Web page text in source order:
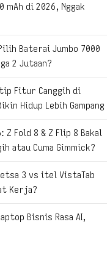
mAh di 2026, Nggak
Baterai Jumbo 7000
2 Jutaan?
Fitur Canggih di
Hidup Lebih Gampang
Z Fold 8 & Z Flip 8 Bakal
atau Cuma Gimmick?
3 vs itel VistaTab
Kerja?
Bisnis Rasa AI,